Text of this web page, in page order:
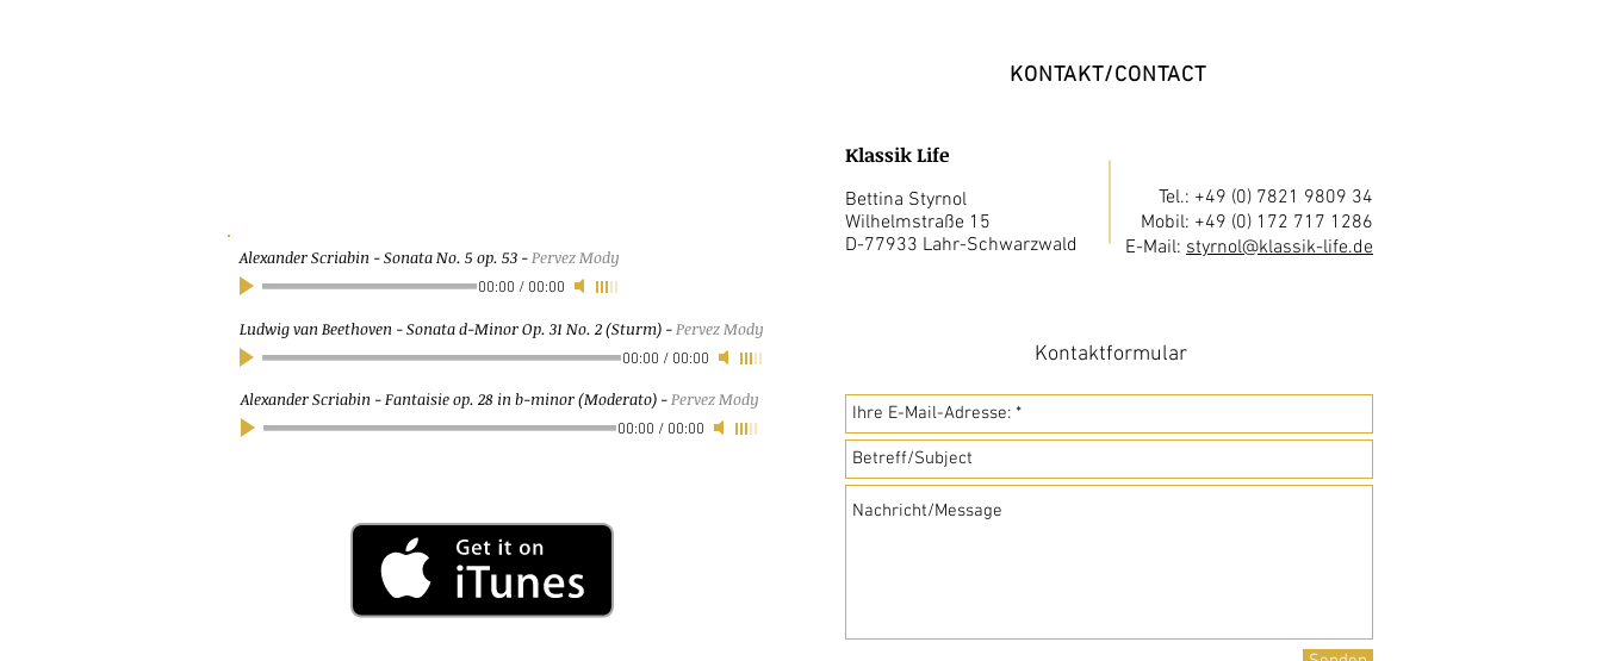
Ludwig van Beethoven - Sonata d-Minor Op. 31 No. 2 (Sturm) -Pervez Mody
00:00 / 00:00
Alexander Scriabin - Fantaisie op. 28 in b-minor (Moderato) -Pervez Mody
00:00 / 00:00
Alexander Scriabin - Sonata No. 5 op. 53 -Pervez Mody
00:00 / 00:00
KONTAKT/CONTACT
Klassik Life
Bettina Styrnol
Wilhelmstraße 15
D-77933 Lahr-Schwarzwald
Tel.: +49 (0) 7821 9809 34
Mobil: +49 (0) 172 717 1286
E-Mail: styrnol@klassik-life.de
Kontaktformular